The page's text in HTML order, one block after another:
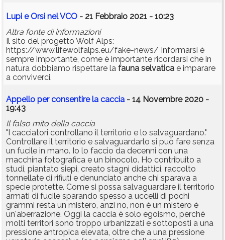
Lupi e Orsi nel VCO - 21 Febbraio 2021 - 10:23
Altra fonte di informazioni
Il sito del progetto Wolf Alps:
https://www.lifewolfalps.eu/fake-news/ Informarsi è
sempre importante, come è importante ricordarsi che in
natura dobbiamo rispettare la fauna selvatica e imparare
a conviverci.
Appello per consentire la caccia - 14 Novembre 2020 -
19:43
Il falso mito della caccia
"I cacciatori controllano il territorio e lo salvaguardano."
Controllare il territorio e salvaguardarlo si può fare senza
un fucile in mano. Io lo faccio da decenni con una
macchina fotografica e un binocolo. Ho contribuito a
studi, piantato siepi, creato stagni didattici, raccolto
tonnellate di rifiuti e denunciato anche chi sparava a
specie protette. Come si possa salvaguardare il territorio
armati di fucile sparando spesso a uccelli di pochi
grammi resta un mistero, anzi no, non è un mistero è
un'aberrazione. Oggi la caccia è solo egoismo, perché
molti territori sono troppo urbanizzati e sottoposti a una
pressione antropica elevata, oltre che a una pressione